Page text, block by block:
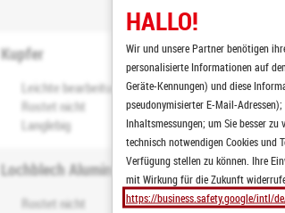
HALLO!
Wir und unsere Partner benötigen
personalisierte Informationen auf
Geräte-Kennungen) und diese
pseudonymisierter E-Mail-
Inhaltsmessungen; um Sie besser
technisch notwendigen Cookies und
Verfügung stellen zu können. Ihre
mit Wirkung für die Zukunft
https://business.safety.google/intl/
Kupfer
Leichte bearbeitung
Rostet nicht
Langlebig
Lochblech Aluminium - Lochung, QG 10-30
Rostet nicht